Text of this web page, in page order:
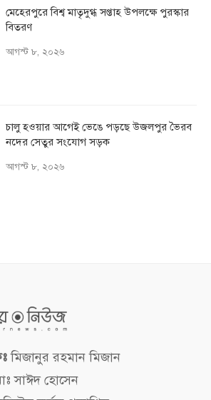
মেহেরপুরে বিশ্ব মাতৃদুগ্ধ সপ্তাহ উপলক্ষে পুরস্কার
বিতরণ
আগস্ট ৮, ২০২৬
চালু হওয়ার আগেই ভেঙে পড়ছে উজলপুর ভৈরব
নদের সেতুর সংযোগ সড়ক
আগস্ট ৮, ২০২৬
মিজানুর রহমান মিজান
সাঈদ হোসেন